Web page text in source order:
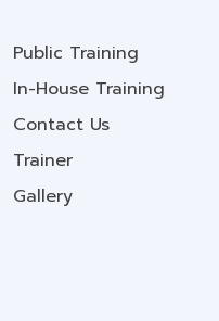
Public Training
In-House Training
Contact Us
Trainer
Gallery